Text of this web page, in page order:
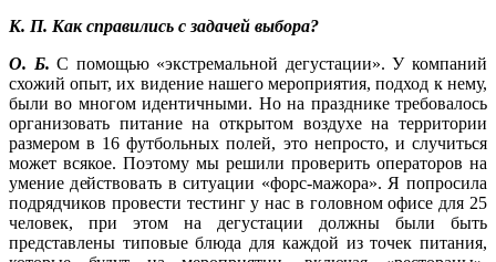
К. П. Как справились с задачей выбора?
О. Б.С помощью «экстремальной дегустации». У компаний
схожий опыт, их видение нашего мероприятия, подход к нему,
были во многом идентичными. Но на празднике требовалось
организовать питание на открытом воздухе на территории
размером в 16 футбольных полей, это непросто, и случиться
может всякое. Поэтому мы решили проверить операторов на
умение действовать в ситуации «форс-мажора». Я попросила
подрядчиков провести тестинг у нас в головном офисе для 25
человек, при этом на дегустации должны были быть
представлены типовые блюда для каждой из точек питания,